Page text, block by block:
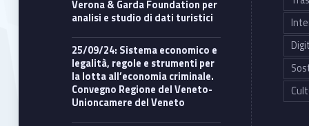
Verona & Garda Foundation per
analisi e studio di dati turistici
25/09/24: Sistema economico e
legalità, regole e strumenti per
la lotta all’economia criminale.
Convegno Regione del Veneto-
Unioncamere del Veneto